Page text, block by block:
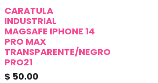
CARATULA
INDUSTRIAL
MAGSAFE IPHONE 14
PRO MAX
TRANSPARENTE/NEGRO
PRO21
$ 50.00